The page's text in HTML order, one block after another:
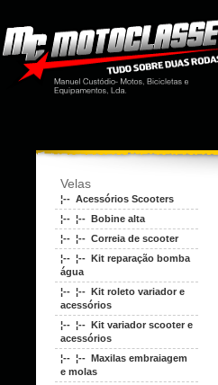
Velas
¦-- Acessórios Scooters
¦-- ¦-- Bobine alta
¦-- ¦-- Correia de scooter
¦-- ¦-- Kit reparação bomba
água
¦-- ¦-- Kit roleto variador e
acessórios
¦-- ¦-- Kit variador scooter e
acessórios
¦-- ¦-- Maxilas embraiagem
e molas